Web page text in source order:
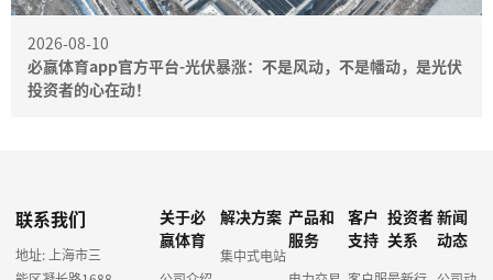
2026-08-10
必赢体育app官方平台-光伏暴涨：不是风动，不是幡动，是光伏
投资者的心在动！
联系我们
地址: 上海市三
关于必
赢体育
解决方案
集中式电站
产品和
服务
客户
支持
投资者
关系
新闻
动态